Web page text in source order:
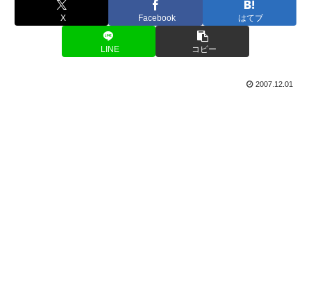
X Facebook はてブ
LINE コピー
2007.12.01